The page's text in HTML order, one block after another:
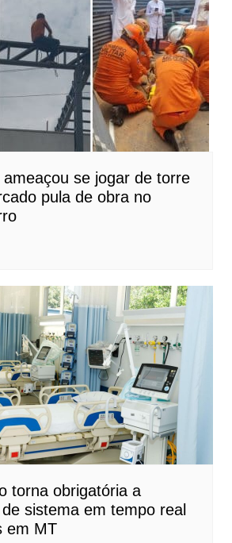
se jogar de torre
pula de obra no
torna obrigatória a
sistema em tempo real
em MT